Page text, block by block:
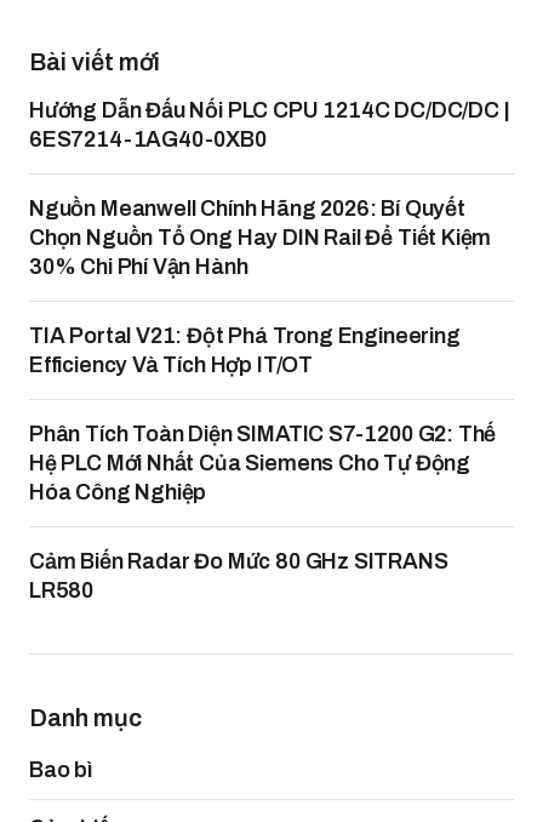
Bài viết mới
Hướng Dẫn Đấu Nối PLC CPU 1214C DC/DC/DC |
6ES7214-1AG40-0XB0
Nguồn Meanwell Chính Hãng 2026: Bí Quyết
Chọn Nguồn Tổ Ong Hay DIN Rail Để Tiết Kiệm
30% Chi Phí Vận Hành
TIA Portal V21: Đột Phá Trong Engineering
Efficiency Và Tích Hợp IT/OT
Phân Tích Toàn Diện SIMATIC S7-1200 G2: Thế
Hệ PLC Mới Nhất Của Siemens Cho Tự Động
Hóa Công Nghiệp
Cảm Biến Radar Đo Mức 80 GHz SITRANS
LR580
Danh mục
Bao bì